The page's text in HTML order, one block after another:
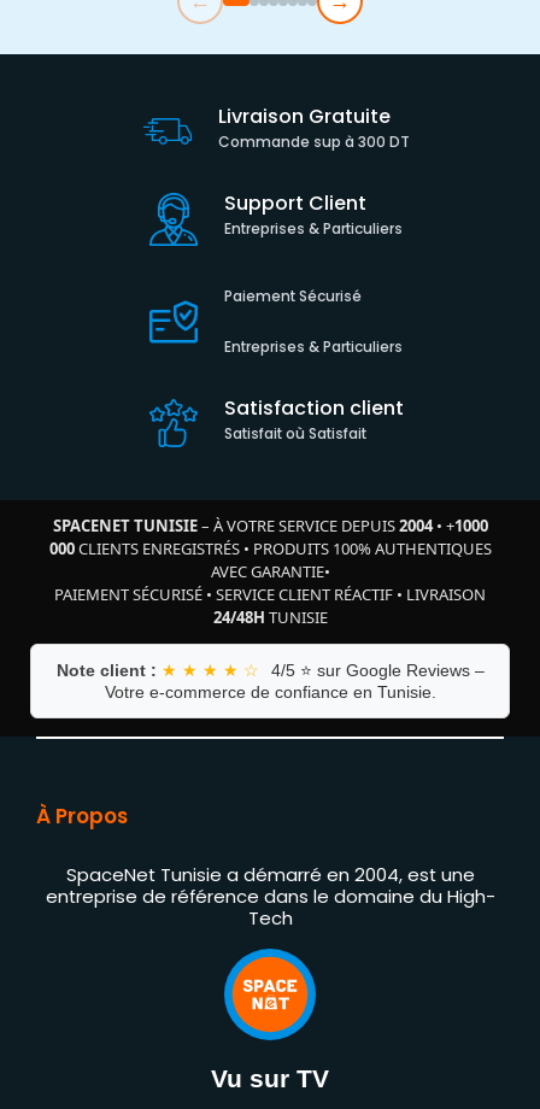
Livraison Gratuite
Commande sup à 300 DT
Support Client
Entreprises & Particuliers
Paiement Sécurisé
Entreprises & Particuliers
Satisfaction client
Satisfait où Satisfait
SPACENET TUNISIE– À VOTRE SERVICE DEPUIS2004• +1000
000CLIENTS ENREGISTRÉS• PRODUITS 100% AUTHENTIQUES
AVEC GARANTIE•
PAIEMENT SÉCURISÉ • SERVICE CLIENT RÉACTIF • LIVRAISON
24/48H TUNISIE
Note client : ★ ★ ★ ★ ☆
4/5 ⭐ sur Google Reviews –
Votre e-commerce de confiance en Tunisie.
À Propos
SpaceNet Tunisie a démarré en 2004, est une
entreprise de référence dans le domaine du High-
Tech
Vu sur TV